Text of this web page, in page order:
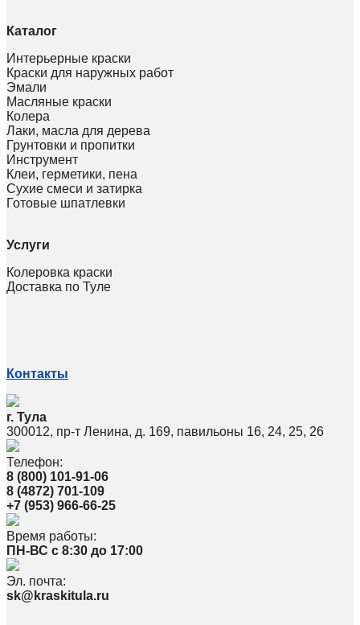
Каталог
Интерьерные краски
Краски для наружных работ
Эмали
Масляные краски
Колера
Лаки, масла для дерева
Грунтовки и пропитки
Инструмент
Клеи, герметики, пена
Сухие смеси и затирка
Готовые шпатлевки
Услуги
Колеровка краски
Доставка по Туле
Контакты
г. Тула
300012, пр-т Ленина, д. 169, павильоны 16, 24, 25, 26
Телефон:
8 (800) 101-91-06
8 (4872) 701-109
+7 (953) 966-66-25
Время работы:
ПН-ВС с 8:30 до 17:00
Эл. почта:
sk@kraskitula.ru